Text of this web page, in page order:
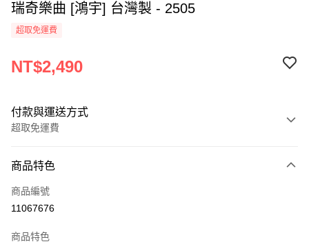
瑞奇樂曲 [鴻宇] 台灣製 - 2505
超取免運費
NT$2,490
付款與運送方式
超取免運費
信用卡一次付款
超商取貨付款
商品特色
商品編號
11067676
商品特色